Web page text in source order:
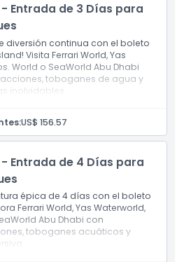
dentro de los seis días
a tu primera visita, durante el
separados.
- Entrada de 3 Días para
diversión continua con el boleto
Visita Ferrari World, Yas
World o SeaWorld Abu Dhabi
toboganes de agua y
inolvidables.
entrada general a tres de los
elección. Es decir, Ferrari World,
Bro Abu Dhabi y Seaworld
de tres días separados.
dentro de los seis días
a tu primera visita.
US$ 156.57
- Entrada de 4 Días para
épica de 4 días con el boleto
Ferrari World, Yas Waterworld,
Abu Dhabi con
toboganes acuáticos y